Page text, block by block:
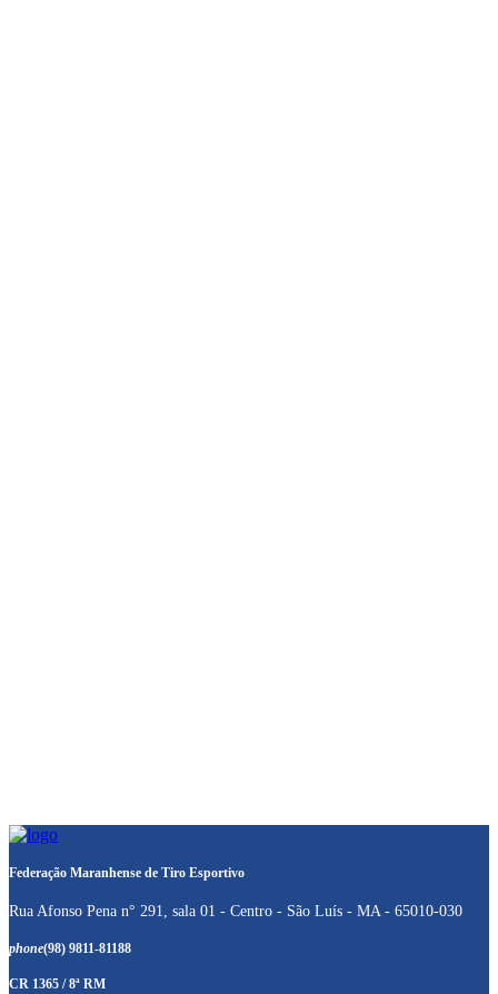
Federação Maranhense de Tiro Esportivo
Rua Afonso Pena n° 291, sala 01 - Centro - São Luís - MA - 65010-030
phone(98) 9811-81188
CR 1365 / 8ª RM